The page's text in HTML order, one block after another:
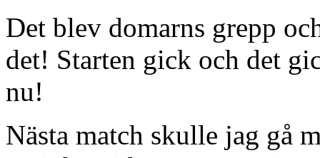
Det blev domarns grepp
det! Starten gick och det
nu!
Nästa match skulle jag gå